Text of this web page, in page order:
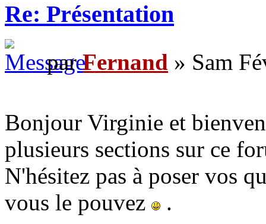
Re: Présentation
parFernand » Sam
Bonjour Virginie et
plusieurs sections sur ce
N'hésitez pas à poser vos
vous le pouvez
.